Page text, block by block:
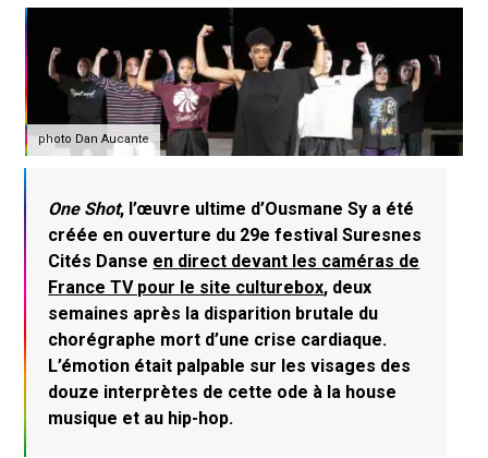
photo Dan Aucante
One Shot, l’œuvre ultime d’Ousmane Sy a été
créée en ouverture du 29e festival Suresnes
Cités Danse en direct devant les caméras de
France TV pour le site culturebox, deux
semaines après la disparition brutale du
chorégraphe mort d’une crise cardiaque.
L’émotion était palpable sur les visages des
douze interprètes de cette ode à la house
musique et au hip-hop.